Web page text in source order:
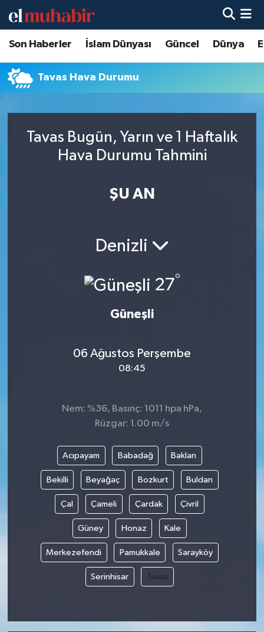
Son Haberler İslam Dünyası Güncel Dünya
Tavas Hava Durumu
Tavas Bugün, Yarın ve 1 Haftalık
Hava Durumu Tahmini
ŞU AN
Denizli
27°
Güneşli
06 Ağustos Perşembe
08:45
Nem: %36, Basınç: 1011 hpa hPa,
Rüzgar: 1.00 m/s
Acıpayam Babadağ Baklan
Bekilli Beyağaç Bozkurt Buldan
Çal Çameli Çardak Çivril
Güney Honaz Kale
Merkezefendi Pamukkale Sarayköy
Serinhisar Tavas
Hava Durumu
Trafik Durumu
Tüm Manşetler